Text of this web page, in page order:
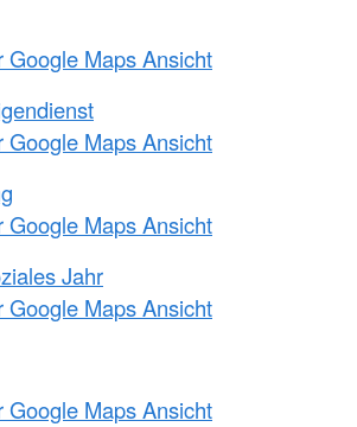
Google Maps Ansicht
Google Maps Ansicht
Google Maps Ansicht
Jahr
Google Maps Ansicht
Google Maps Ansicht